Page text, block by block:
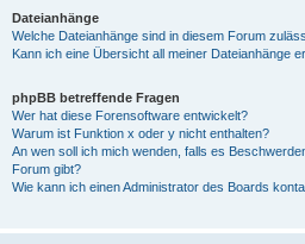
Dateianhänge
Welche Dateianhänge sind in diesem Forum
Kann ich eine Übersicht all meiner Dateianhänge
phpBB betreffende Fragen
Wer hat diese Forensoftware entwickelt?
Warum ist Funktion x oder y nicht enthalten?
An wen soll ich mich wenden, falls es
Forum gibt?
Wie kann ich einen Administrator des Boards